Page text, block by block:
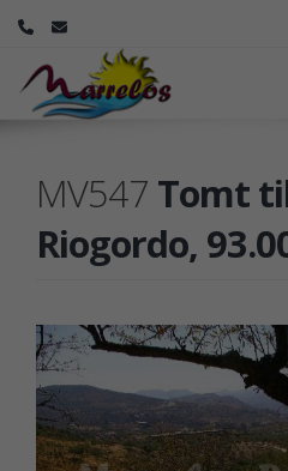
MV547 Tomt
Riogordo,